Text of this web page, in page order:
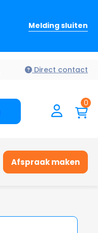
Melding sluiten
Direct contact
0
Afspraak maken